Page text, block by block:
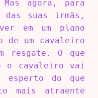
agora, para
suas irmãs,
em um plano
de um cavaleiro
resgate. O que
o cavaleiro vai
esperto do que
mais atraente